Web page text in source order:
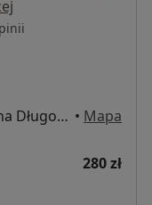
Długosza Business Park, ul. Jana Długosza 48 budynek D, Wrocław • Mapa
280 zł